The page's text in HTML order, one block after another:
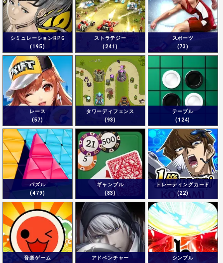
シミュレーションRPG
(195)
ストラテジー
(241)
スポーツ
(73)
レース
(57)
タワーディフェンス
(93)
テーブル
(124)
パズル
(479)
ギャンブル
(83)
トレーディングカード
(22)
音楽ゲーム
アドベンチャー
シンプル